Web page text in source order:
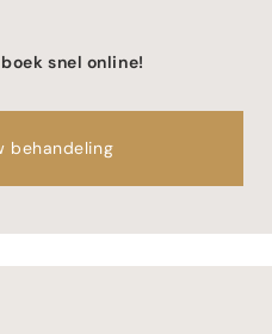
snel online!
behandeling